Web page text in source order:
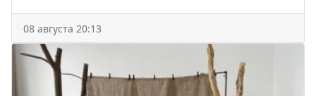
08 августа 20:13